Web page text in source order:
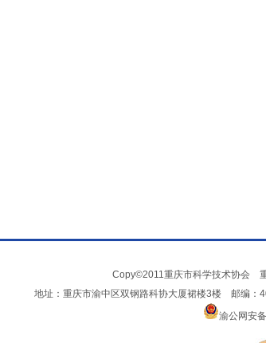
Copy©2011重庆市科学技术协会
地址：重庆市渝中区双钢路科协大厦裙楼3楼 邮编：
渝公网安